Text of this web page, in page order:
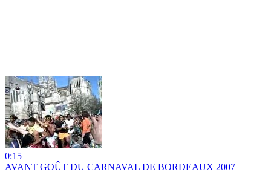
0:15
AVANT GOÛT DU CARNAVAL DE BORDEAUX 2007